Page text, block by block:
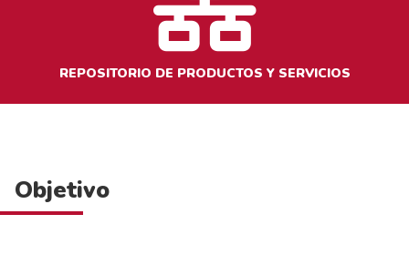
REPOSITORIO DE PRODUCTOS Y SERVICIOS
Objetivo